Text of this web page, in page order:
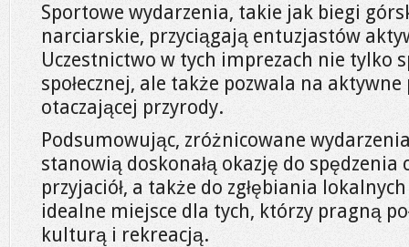
Sportowe wydarzenia, takie jak biegi
narciarskie, przyciągają entuzjastów
Uczestnictwo w tych imprezach nie tylko
społecznej, ale także pozwala na
otaczającej przyrody.
Podsumowując, zróżnicowane
stanowią doskonałą okazję do spędzenia
przyjaciół, a także do zgłębiania
idealne miejsce dla tych, którzy pragną
kulturą i rekreacją.